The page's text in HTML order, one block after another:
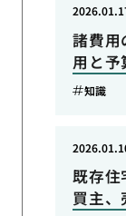
諸費用
用と予
知識
既存住
買主